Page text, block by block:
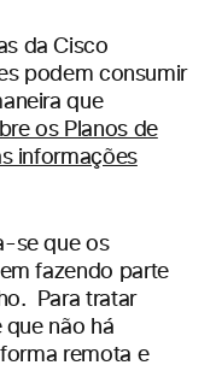
da Cisco
podem consumir
que
os Planos de
informações
se que os
fazendo parte
Para tratar
que não há
remota e